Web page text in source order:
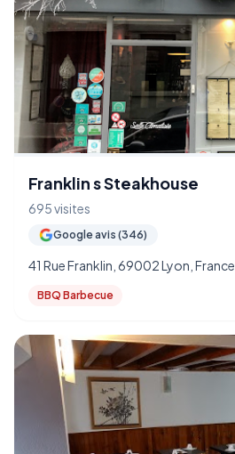
Franklin s Steakhouse
695 visites
Google avis (346)
41 Rue Franklin, 69002 Lyon, France
BBQ Barbecue